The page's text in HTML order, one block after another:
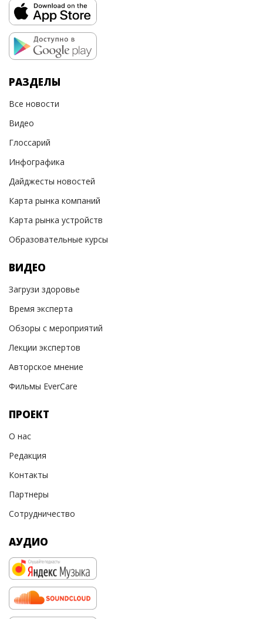
РАЗДЕЛЫ
Все новости
Видео
Глоссарий
Инфографика
Дайджесты новостей
Карта рынка компаний
Карта рынка устройств
Образовательные курсы
ВИДЕО
Загрузи здоровье
Время эксперта
Обзоры с мероприятий
Лекции экспертов
Авторское мнение
Фильмы EverCare
ПРОЕКТ
О нас
Редакция
Контакты
Партнеры
Сотрудничество
АУДИО